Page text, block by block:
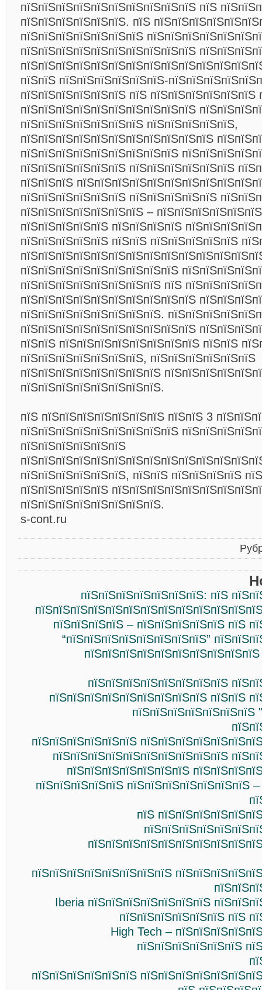
пїЅпїЅпїЅпїЅпїЅпїЅпїЅпїЅпїЅпїЅ пїЅ
пїЅпїЅпїЅпїЅпїЅпїЅ. пїЅ
пїЅпїЅпїЅпїЅпїЅпїЅпїЅ
пїЅпїЅпїЅпїЅпїЅпїЅпїЅпїЅпїЅпїЅ
пїЅпїЅ пїЅпїЅпїЅпїЅпїЅпїЅ-
пїЅпїЅпїЅпїЅпїЅпїЅ пїЅ пїЅпїЅпїЅпїЅпїЅпїЅ
пїЅпїЅпїЅпїЅпїЅпїЅпїЅпїЅпїЅпїЅ
пїЅпїЅпїЅпїЅпїЅпїЅпїЅ пїЅпїЅпїЅпїЅпїЅ,
пїЅпїЅпїЅпїЅпїЅпїЅпїЅпїЅпїЅпїЅпїЅ
пїЅпїЅпїЅпїЅпїЅпїЅпїЅпїЅпїЅ
пїЅпїЅпїЅпїЅпїЅпїЅ пїЅпїЅпїЅпїЅпїЅпїЅ
пїЅпїЅпїЅ
пїЅпїЅпїЅпїЅпїЅпїЅ пїЅпїЅпїЅпїЅпїЅ
пїЅпїЅпїЅпїЅпїЅпїЅпїЅ –
пїЅпїЅпїЅпїЅпїЅ пїЅпїЅпїЅпїЅ
пїЅпїЅпїЅпїЅпїЅ пїЅпїЅ пїЅпїЅпїЅпїЅпїЅ
пїЅпїЅпїЅпїЅпїЅпїЅпїЅпїЅпїЅ
пїЅпїЅпїЅпїЅпїЅпїЅпїЅпїЅ пїЅ
пїЅпїЅпїЅпїЅпїЅпїЅпїЅпїЅпїЅпїЅ
пїЅпїЅпїЅпїЅпїЅпїЅпїЅпїЅ.
пїЅпїЅпїЅпїЅпїЅпїЅпїЅпїЅпїЅпїЅ
пїЅпїЅ пїЅпїЅпїЅпїЅпїЅпїЅпїЅпїЅ пїЅпїЅ
пїЅпїЅпїЅпїЅпїЅпїЅпїЅ, пїЅпїЅпїЅпїЅпїЅпїЅ
пїЅпїЅпїЅпїЅпїЅпїЅпїЅпїЅ
пїЅпїЅпїЅпїЅпїЅпїЅпїЅпїЅ.
пїЅ пїЅпїЅпїЅпїЅпїЅпїЅпїЅ пїЅпїЅ 3
пїЅпїЅпїЅпїЅпїЅпїЅпїЅпїЅпїЅ
пїЅпїЅпїЅпїЅпїЅпїЅ
пїЅпїЅпїЅпїЅпїЅпїЅ, пїЅпїЅ пїЅпїЅпїЅпїЅ
пїЅпїЅпїЅпїЅпїЅ
пїЅпїЅпїЅпїЅпїЅпїЅпїЅпїЅ.
s-cont.ru
пїЅпїЅпїЅпїЅпїЅпїЅпїЅ: пїЅ
пїЅпїЅпїЅпїЅ – пїЅпїЅпїЅпїЅпїЅ пїЅ
“пїЅпїЅпїЅпїЅпїЅпїЅпїЅпїЅ”
пїЅпїЅпїЅпїЅпїЅпїЅпїЅпїЅ
пїЅпїЅпїЅпїЅпїЅпїЅпїЅпїЅпїЅ пїЅпїЅ
пїЅпїЅпїЅпїЅпїЅпїЅпїЅ
пїЅпїЅпїЅпїЅпїЅпїЅ
пїЅпїЅпїЅпїЅпїЅпїЅпїЅпїЅпїЅпїЅ
пїЅпїЅпїЅпїЅпїЅпїЅпїЅ
пїЅпїЅпїЅпїЅпїЅ пїЅпїЅпїЅпїЅпїЅпїЅпїЅ
пїЅ
пїЅпїЅпїЅпїЅпїЅпїЅпїЅпїЅ
Iberia пїЅпїЅпїЅпїЅпїЅпїЅпїЅ
пїЅпїЅпїЅпїЅпїЅпїЅ пїЅ
High Tech –
пїЅпїЅпїЅпїЅпїЅпїЅ
пїЅпїЅпїЅпїЅпїЅпїЅ